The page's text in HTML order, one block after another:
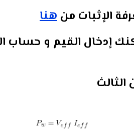
الإثبات منهنا
إدخال القيم و حساب
الثالث